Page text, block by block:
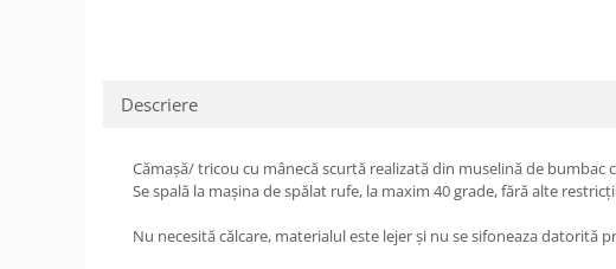
Descriere
Cămașă/ tricou cu mânecă scurtă realizată din muselină de bumbac
Se spală la mașina de spălat rufe, la maxim 40 grade, fără alte
Nu necesită călcare, materialul este lejer și nu se sifoneaza datorită